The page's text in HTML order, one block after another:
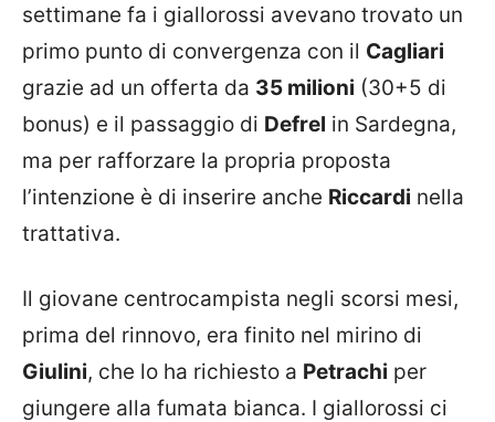
settimane fa i giallorossi avevano trovato un
primo punto di convergenza con il Cagliari
grazie ad un offerta da 35 milioni (30+5 di
bonus) e il passaggio di Defrel in Sardegna,
ma per rafforzare la propria proposta
l’intenzione è di inserire anche Riccardi nella
trattativa.
Il giovane centrocampista negli scorsi mesi,
prima del rinnovo, era finito nel mirino di
Giulini, che lo ha richiesto a Petrachi per
giungere alla fumata bianca. I giallorossi ci